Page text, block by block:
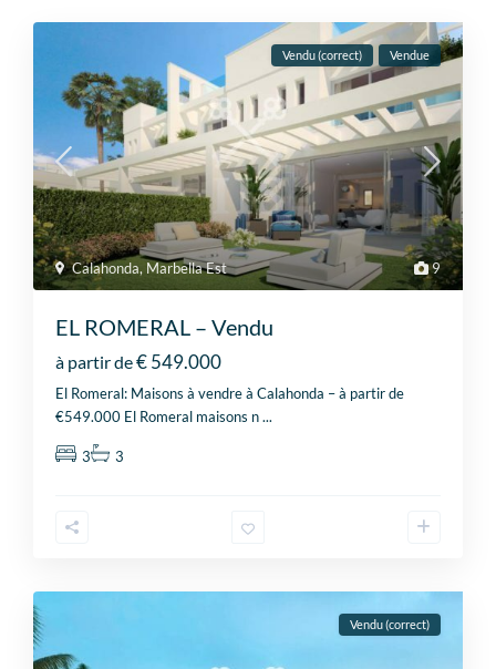
9
Calahonda, Marbella Est
Vendu (correct) Vendue
EL ROMERAL – Vendu
à partir de€ 549.000
El Romeral: Maisons à vendre à Calahonda – à partir de
€549.000 El Romeral maisons n...
3 3
Vendu (correct)